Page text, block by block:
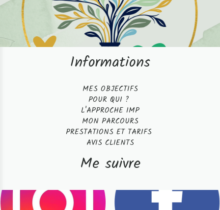
Informations
MES OBJECTIFS
POUR QUI ?
L'APPROCHE IMP
MON PARCOURS
PRESTATIONS ET TARIFS
AVIS CLIENTS
Me suivre